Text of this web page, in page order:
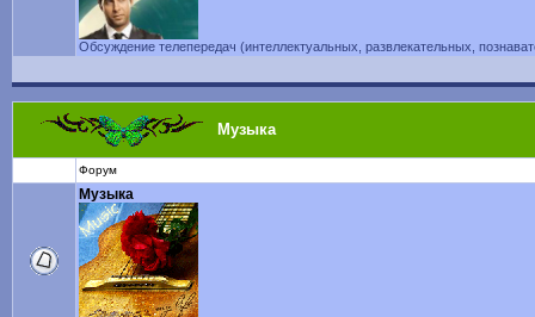
Обсуждение телепередач (интеллектуальных, развлекательных,
Музыка
Форум
Музыка